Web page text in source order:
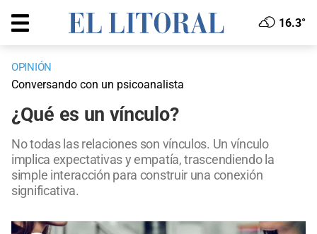
16.3°
OPINIÓN
Conversando con un psicoanalista
¿Qué es un vínculo?
No todas las relaciones son vínculos. Un vínculo
implica expectativas y empatía, trascendiendo la
simple interacción para construir una conexión
significativa.